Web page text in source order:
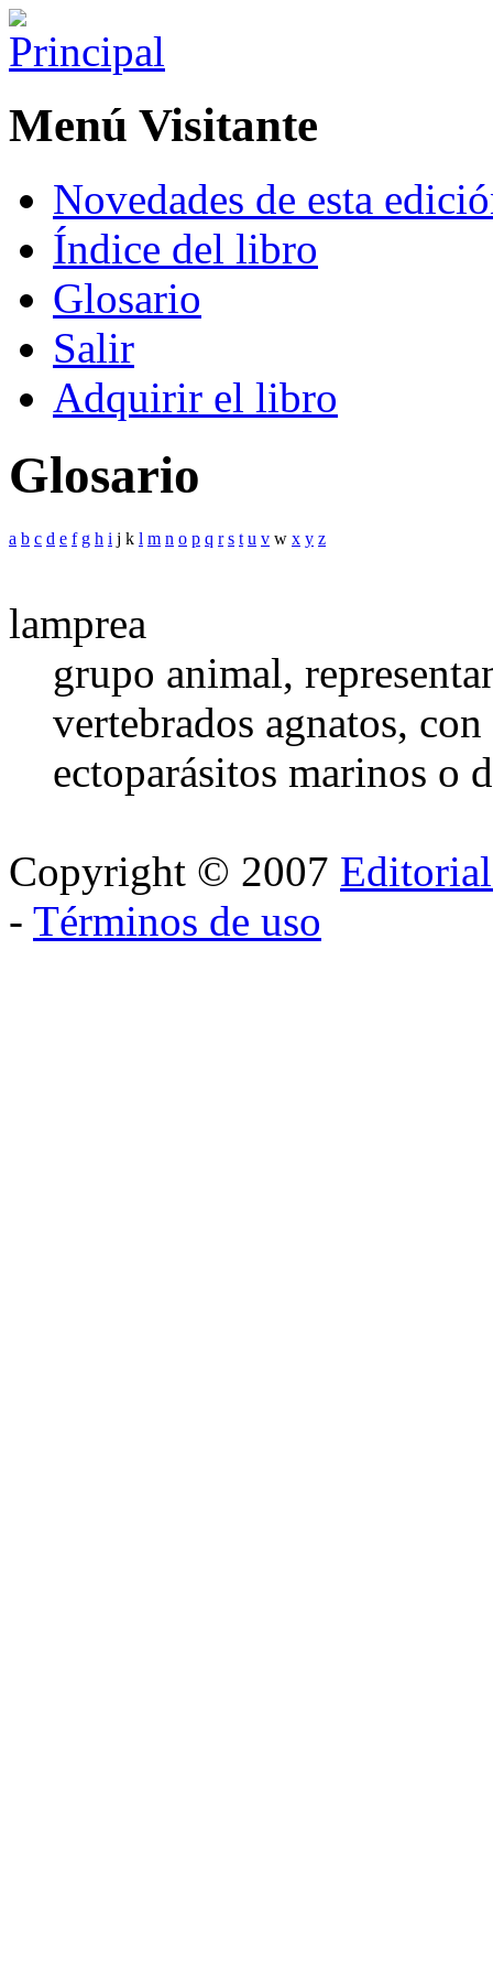
Menú Visitante
Novedades de esta
Índice del libro
Glosario
Salir
Adquirir el libro
Glosario
a b c d e f g h i j k l m n o p q r s t u v w x y z
lamprea
grupo animal,
vertebrados agnatos,
ectoparásitos marinos o
Copyright © 2007
- Términos de uso